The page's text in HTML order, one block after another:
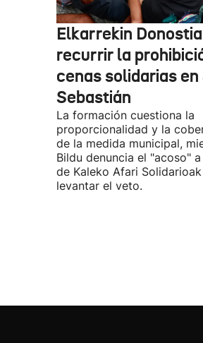
Elkarrekin
recurrir la
cenas solidarias en
Sebastián
La formación cuestiona la
proporcionalidad y la
de la medida municipal,
Bildu denuncia el "acoso"
de Kaleko Afari
levantar el veto.